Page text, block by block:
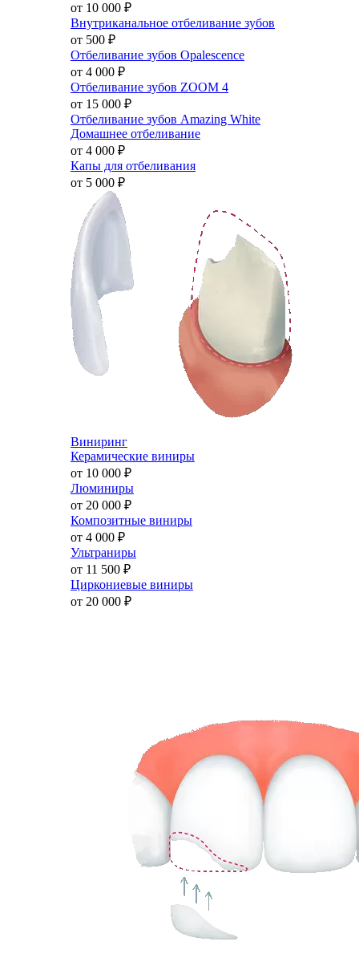
от 10 000 ₽
Внутриканальное отбеливание зубов
от 500 ₽
Отбеливание зубов Opalescence
от 4 000 ₽
Отбеливание зубов ZOOM 4
от 15 000 ₽
Отбеливание зубов Amazing White
Домашнее отбеливание
от 4 000 ₽
Капы для отбеливания
от 5 000 ₽
Виниринг
Керамические виниры
от 10 000 ₽
Люминиры
от 20 000 ₽
Композитные виниры
от 4 000 ₽
Ультраниры
от 11 500 ₽
Циркониевые виниры
от 20 000 ₽